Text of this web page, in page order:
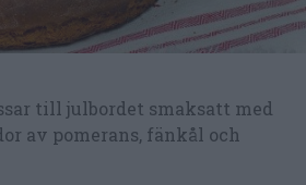
till julbordet smaksatt med
av pomerans, fänkål och